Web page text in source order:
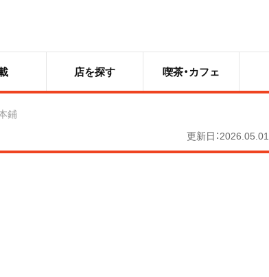
店を探す 喫茶・カフェ
鋪
更新日：2026.05.01